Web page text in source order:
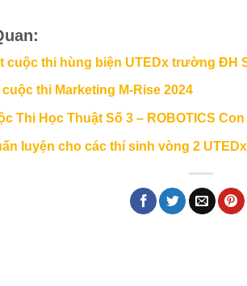
cuộc thi hùng biện UTEDx trường ĐH
thi Marketing M-Rise 2024
Thi Học Thuật Số 3 – ROBOTICS
luyện cho các thí sinh vòng 2